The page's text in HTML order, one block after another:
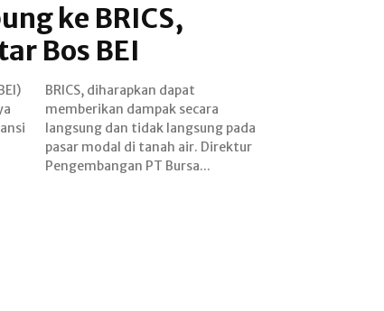
ke BRICS,
Bos BEI
Pengembangan PT Bursa...